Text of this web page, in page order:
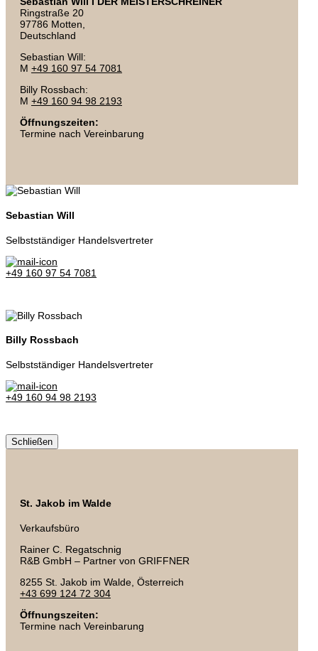
Ringstraße 20
97786 Motten,
Deutschland
Sebastian Will:
M +49 160 97 54 7081
Billy Rossbach:
M +49 160 94 98 2193
Öffnungszeiten:
Termine nach Vereinbarung
Sebastian Will
Selbstständiger Handelsvertreter
+49 160 97 54 7081
Billy Rossbach
Selbstständiger Handelsvertreter
+49 160 94 98 2193
Schließen
St. Jakob im Walde
Verkaufsbüro
Rainer C. Regatschnig
R&B GmbH – Partner von GRIFFNER
8255 St. Jakob im Walde, Österreich
+43 699 124 72 304
Öffnungszeiten:
Termine nach Vereinbarung